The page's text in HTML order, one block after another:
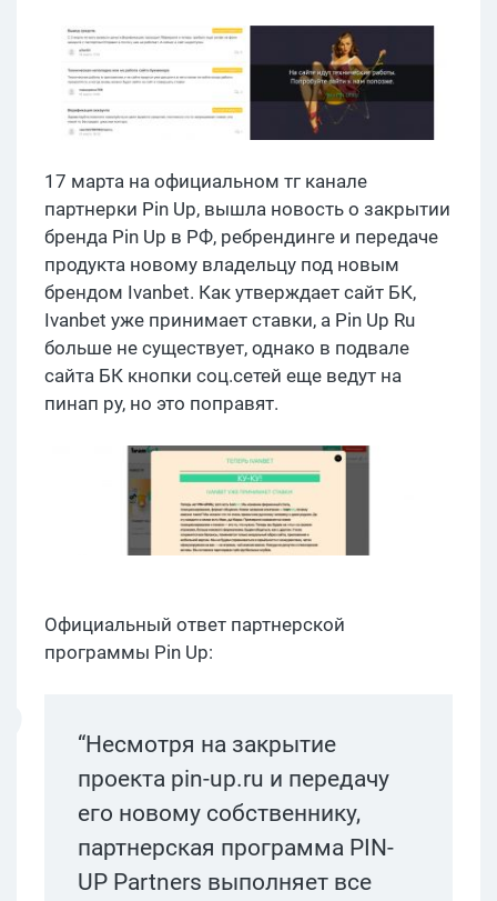
17 марта на официальном тг канале
партнерки Pin Up, вышла новость о закрытии
бренда Pin Up в РФ, ребрендинге и передаче
продукта новому владельцу под новым
брендом Ivanbet. Как утверждает сайт БК,
Ivanbet уже принимает ставки, а Pin Up Ru
больше не существует, однако в подвале
сайта БК кнопки соц.сетей еще ведут на
пинап ру, но это поправят.
Официальный ответ партнерской
программы Pin Up:
“​​Несмотря на закрытие
проекта pin-up.ru и передачу
его новому собственнику,
партнерская программа PIN-
UP Partners выполняет все